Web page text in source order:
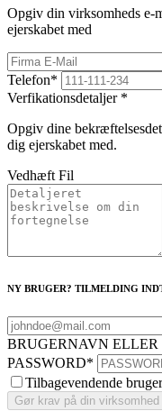
Opgiv din virksomheds
ejerskabet med
Telefon*
Verfikationsdetaljer *
Opgiv dine
dig ejerskabet med.
Vedhæft Fil
NY BRUGER? TILMELDING
BRUGERNAVN
PASSWORD*
Tilbagevendende